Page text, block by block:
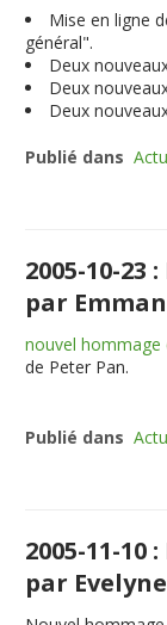
Mise en ligne
général".
Deux
Deux
Deux
Publié dans
2005-10-
par
nouvel hommage
de Peter Pan.
Publié dans
2005-11-
par